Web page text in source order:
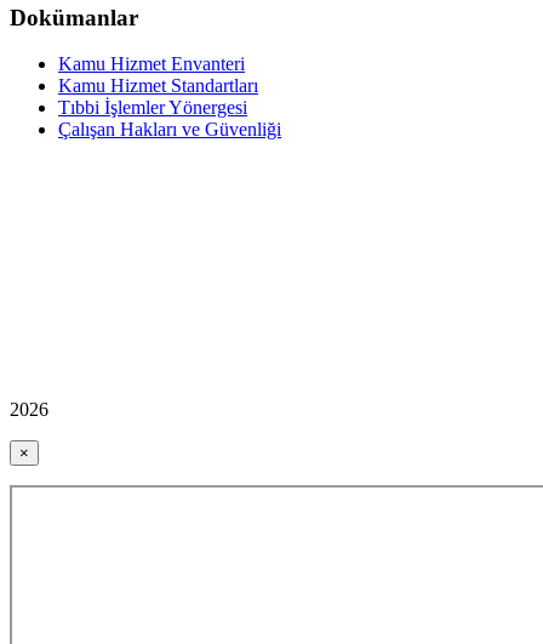
Dokümanlar
Kamu Hizmet Envanteri
Kamu Hizmet Standartları
Tıbbi İşlemler Yönergesi
Çalışan Hakları ve Güvenliği
2026
×